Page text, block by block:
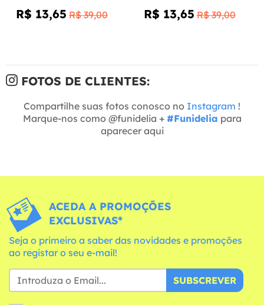
R$ 13,65 R$ 39,00 R$ 13,65 R$ 39,00
FOTOS DE CLIENTES:
Compartilhe suas fotos conosco no Instagram !
Marque-nos como @funidelia + #Funidelia para
aparecer aqui
ACEDA A PROMOÇÕES
EXCLUSIVAS*
Seja o primeiro a saber das novidades e promoções
ao registar o seu e-mail!
SUBSCREVER